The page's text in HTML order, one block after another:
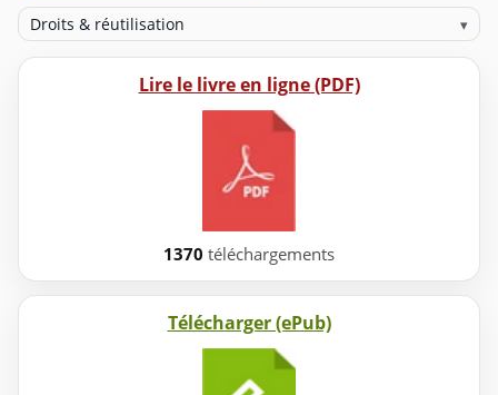
Droits & réutilisation ▾
Lire le livre en ligne (PDF)
1370 téléchargements
Télécharger (ePub)